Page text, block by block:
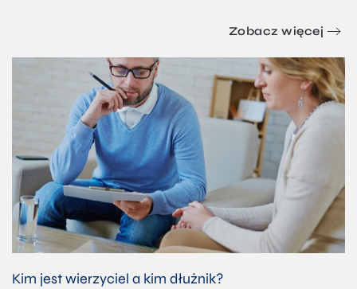
Zobacz więcej
Kim jest wierzyciel a kim dłużnik?